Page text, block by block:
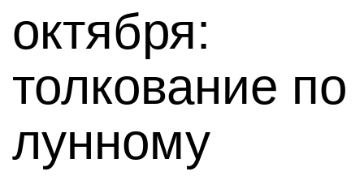
октября:
толкование по
лунному